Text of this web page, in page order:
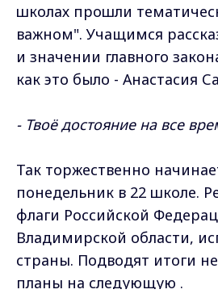
школах прошли
важном". Учащимся
и значении главного
как это было - Анастасия
- Твоё достояние на все
Так торжественно
понедельник в 22 школе.
флаги Российской
Владимирской области,
страны. Подводят итоги
планы на следующую .